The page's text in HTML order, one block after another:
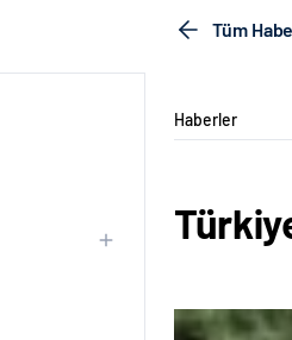
Tüm
Haberler